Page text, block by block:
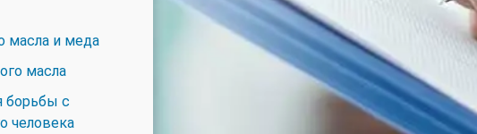
масла и меда
масла
борьбы с
человека